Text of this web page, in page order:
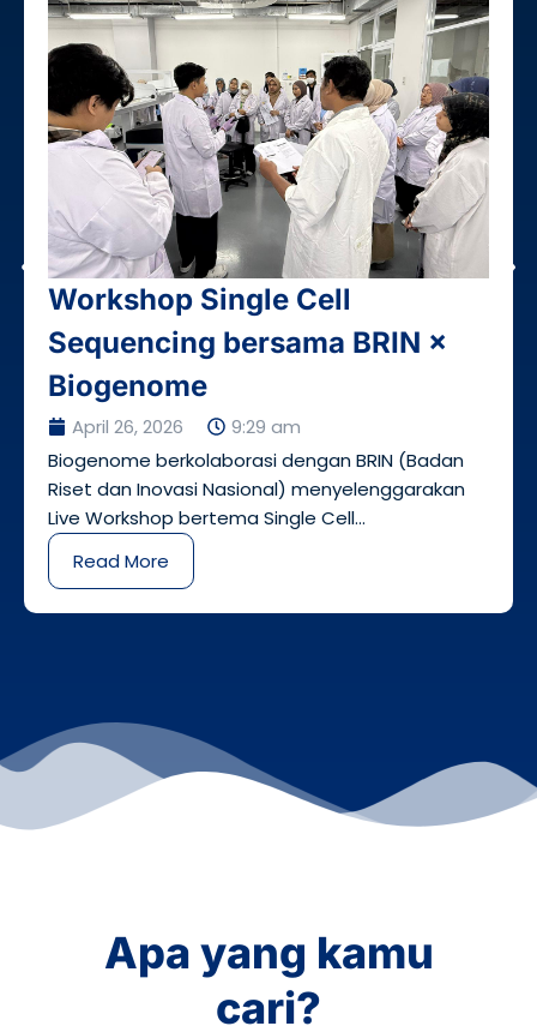
Workshop Single Cell
Sequencing bersama BRIN ×
Biogenome
April 26, 2026
9:29 am
Biogenome berkolaborasi dengan BRIN (Badan
Riset dan Inovasi Nasional) menyelenggarakan
Live Workshop bertema Single Cell...
Read More
Apa yang kamu
cari?